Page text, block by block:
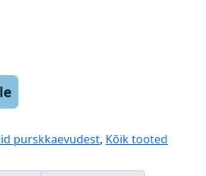
purskkaevudest, Kõik tooted